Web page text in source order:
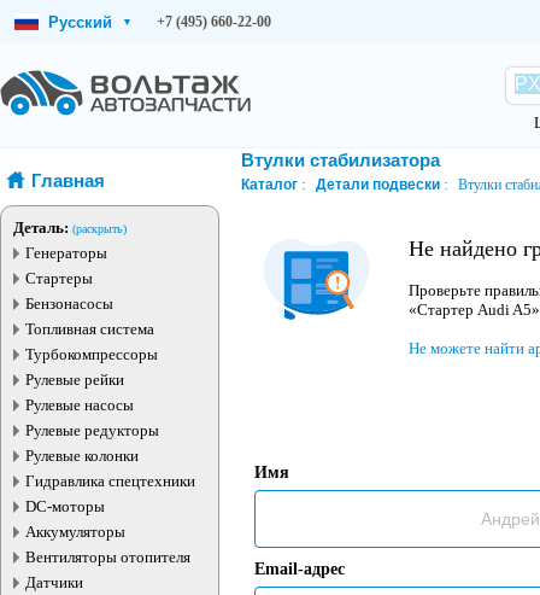
Русский ▾ +7 (495) 660-22-00
Главная
Деталь: (раскрыть)
Генераторы
Стартеры
Бензонасосы
Топливная система
Турбокомпрессоры
Рулевые рейки
Рулевые насосы
Рулевые редукторы
Рулевые колонки
Гидравлика спецтехники
DC-моторы
Аккумуляторы
Вентиляторы отопителя
Датчики
Втулки стабилизатора
Каталог Детали подвески Втулки
Не найдено
Проверьте
«Стартер Audi
Не можете найти
Имя
Email-адрес